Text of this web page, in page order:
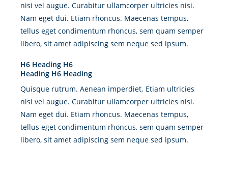
nisi vel augue. Curabitur ullamcorper ultricies nisi.
Nam eget dui. Etiam rhoncus. Maecenas tempus,
tellus eget condimentum rhoncus, sem quam semper
libero, sit amet adipiscing sem neque sed ipsum.
H6 Heading H6
Heading H6 Heading
Quisque rutrum. Aenean imperdiet. Etiam ultricies
nisi vel augue. Curabitur ullamcorper ultricies nisi.
Nam eget dui. Etiam rhoncus. Maecenas tempus,
tellus eget condimentum rhoncus, sem quam semper
libero, sit amet adipiscing sem neque sed ipsum.